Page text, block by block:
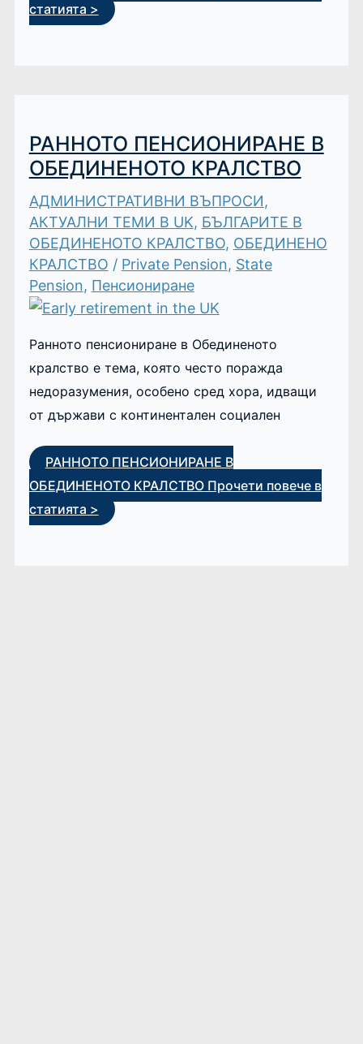
статията >
РАННОТО ПЕНСИОНИРАНЕ В
ОБЕДИНЕНОТО КРАЛСТВО
АДМИНИСТРАТИВНИ ВЪПРОСИ,
АКТУАЛНИ ТЕМИ В UK, БЪЛГАРИТЕ В
ОБЕДИНЕНОТО КРАЛСТВО, ОБЕДИНЕНО
КРАЛСТВО / Private Pension, State
Pension, Пенсиониране
Ранното пенсиониране в Обединеното
кралство е тема, която често поражда
недоразумения, особено сред хора, идващи
от държави с континентален социален
РАННОТО ПЕНСИОНИРАНЕ В
ОБЕДИНЕНОТО КРАЛСТВОПрочети повече в
статията >